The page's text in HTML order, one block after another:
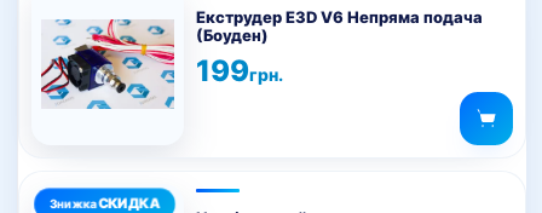
Екструдер E3D V6 Непряма подача
(Боуден)
199грн.
товар
має
кілька
варіантів.
вибрати
Цей